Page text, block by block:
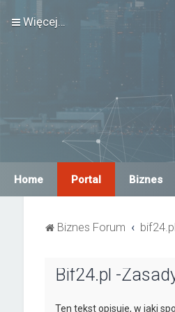
Więcej…
Home Portal Biznes
Biznes Forum bif24.pl
Bif24.pl -
Ten tekst opisuje, w jaki